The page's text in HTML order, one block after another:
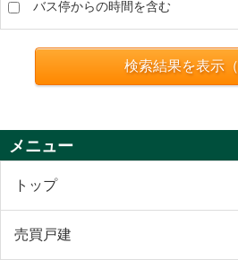
バス停からの時間を含む
検索結果を表示（
メニュー
トップ
売買戸建